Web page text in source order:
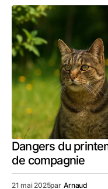
Dangers du
de compagnie
21 mai 2025par Arnaud